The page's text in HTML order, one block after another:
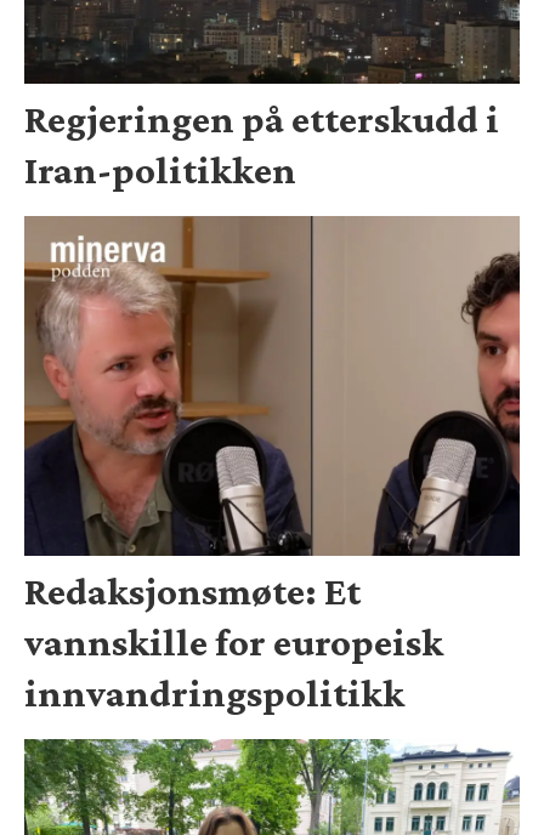
Regjeringen på etterskudd i
Iran-politikken
Redaksjonsmøte: Et
vannskille for europeisk
innvandringspolitikk